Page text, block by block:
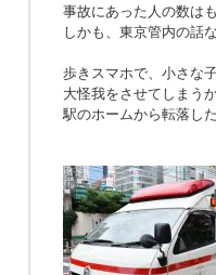
事故にあった人の数は
しかも、東京管内の話
歩きスマホで、小さな
大怪我をさせてしまう
駅のホームから転落し